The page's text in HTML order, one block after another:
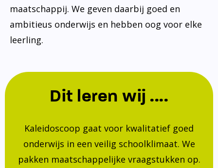
maatschappij. We geven daarbij goed en
ambitieus onderwijs en hebben oog voor elke
leerling.
Dit leren wij ....
Kaleidoscoop gaat voor kwalitatief goed
onderwijs in een veilig schoolklimaat. We
pakken maatschappelijke vraagstukken op.